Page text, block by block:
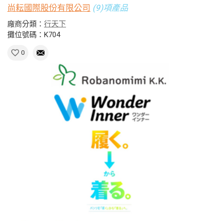
尚耘國際股份有限公司 (9)項產品
廠商分類： 行天下
攤位號碼：K704
0